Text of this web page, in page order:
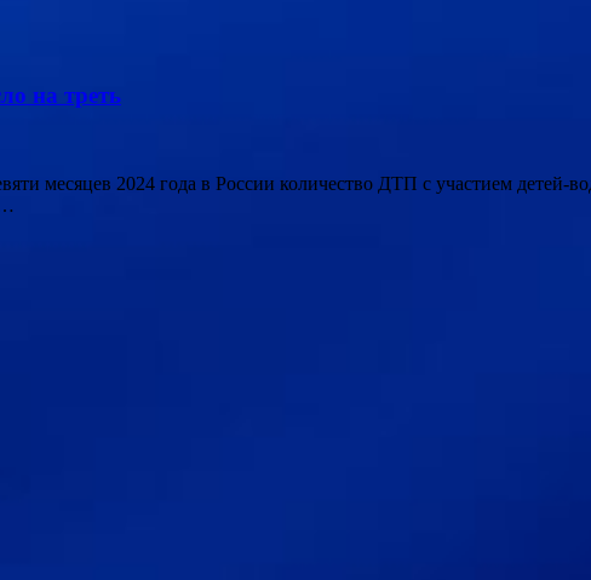
на треть
месяцев 2024 года в России количество ДТП с участием детей-